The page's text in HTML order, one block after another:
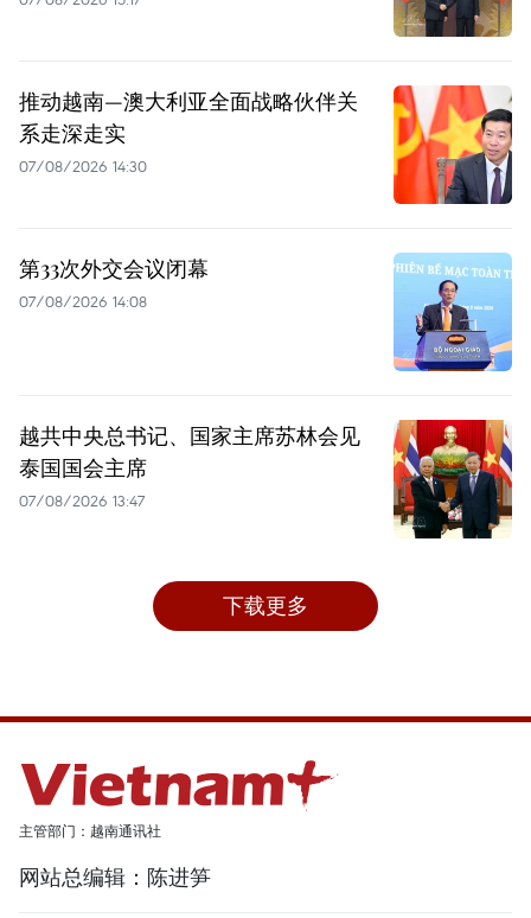
推动越南—澳大利亚全面战略伙伴关
系走深走实
07/08/2026 14:30
第33次外交会议闭幕
07/08/2026 14:08
越共中央总书记、国家主席苏林会见
泰国国会主席
07/08/2026 13:47
下载更多
主管部门：越南通讯社
网站总编辑：陈进笋